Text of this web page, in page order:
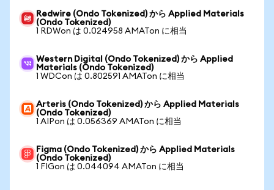
Redwire (Ondo Tokenized) から Applied Materials
(Ondo Tokenized)
1 RDWon は 0.024958 AMATon に相当
Western Digital (Ondo Tokenized) から Applied
Materials (Ondo Tokenized)
1 WDCon は 0.802591 AMATon に相当
Arteris (Ondo Tokenized) から Applied Materials
(Ondo Tokenized)
1 AIPon は 0.056369 AMATon に相当
Figma (Ondo Tokenized) から Applied Materials
(Ondo Tokenized)
1 FIGon は 0.044094 AMATon に相当